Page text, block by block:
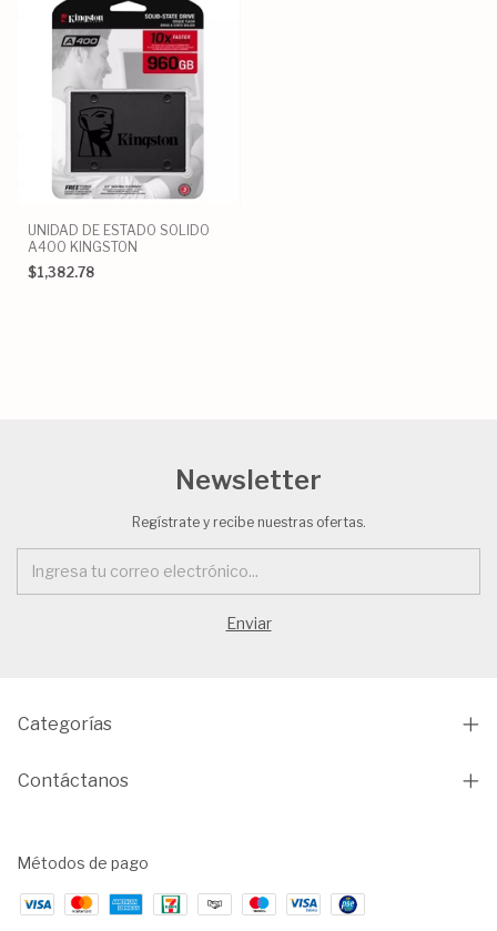
UNIDAD DE ESTADO SOLIDO
A400 KINGSTON
$1,382.78
Newsletter
Regístrate y recibe nuestras ofertas.
Categorías
Contáctanos
Métodos de pago